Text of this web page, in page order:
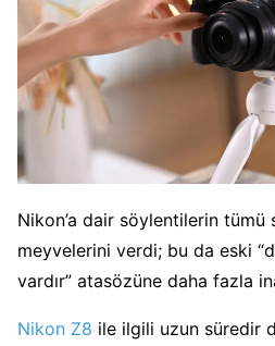
Nikon’a dair söylentilerin tümü
meyvelerini verdi; bu da eski
vardır” atasözüne daha fazla
Nikon Z8 ile ilgili uzun süredir